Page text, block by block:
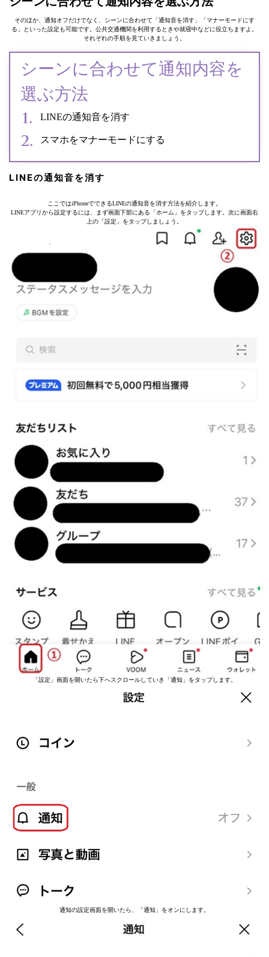
そのほか、通知オフだけでなく、シーンに合わせて「通知音を消す」「マナーモードにす
る」といった設定も可能です。公共交通機関を利用するときや就寝中などに役立ちますよ。
それぞれの手順を見ていきましょう。
シーンに合わせて通知内容を
選ぶ方法
LINEの通知音を消す
スマホをマナーモードにする
LINEの通知音を消す
ここではiPhoneでできるLINEの通知音を消す方法を紹介します。
LINEアプリから設定するには、まず画面下部にある「ホーム」をタップします。次に画面右
上の「設定」をタップしましょう。
「設定」画面を開いたら下へスクロールしていき「通知」をタップします。
通知の設定画面を開いたら、「通知」をオンにします。